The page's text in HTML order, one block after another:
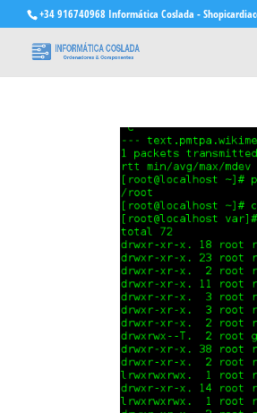
+34 916740968 Informática Coslada -